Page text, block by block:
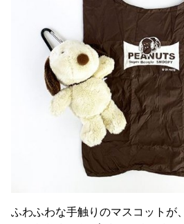
ふわふわな手触りのマスコットが